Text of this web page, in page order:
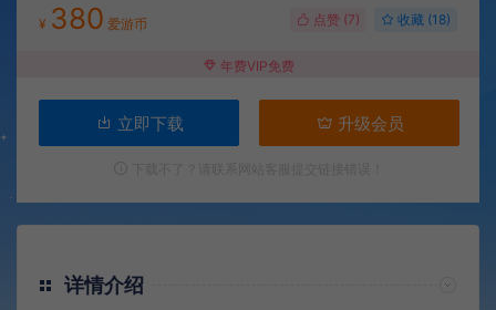
¥ 380 爱游币 点赞 (7) 收藏 (18)
年费VIP免费
立即下载 升级会员
详情介绍